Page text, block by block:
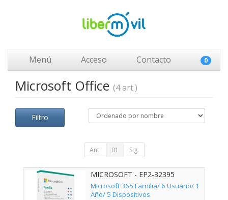
Menú Acceso Contacto 0
Microsoft Office (4 art.)
Filtro
Ant. 01 Sig.
MICROSOFT - EP2-32395
Microsoft 365 Familia/ 6 Usuario/ 1
Año/ 5 Dispositivos